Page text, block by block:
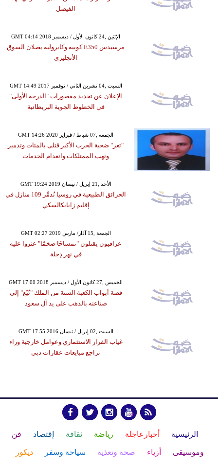
الفيصل
GMT 04:14 2018 الإثنين ,24 كانون الأول / ديسمبر
مرسيدس E350 كوبيه وكابروليه يصلان السوق
الأنجليزي
GMT 14:49 2017 السبت ,04 تشرين الثاني / نوفمبر
الإعلان عن تجديد مقصورات "الدرجة الأولى"
في الخطوط الجوية البريطانية
GMT 14:26 2020 الجمعة ,07 شباط / فبراير
"تعز" ضحية الحرب الأكبر قتلى بالمئات وتدمير
ونهب الممتلكات وانعدام الخدمات
GMT 19:24 2019 الأحد ,21 إبريل / نيسان
الحرائق الطبيعية في روسيا تُدمِّر 109 منازل في
إقليم زابايكالسكي
GMT 02:27 2019 الجمعة ,15 آذار/ مارس
عراقيون يقتلون "تمساحًا ضخمًا" عثروا عليه
في نهر دِجلة
GMT 17:00 2018 الخميس ,27 كانون الأول / ديسمبر
قصة أبواب الكعبة الستة من الملك "تُبّع" إلى
صناعته بالذهب على يد آل سعود
GMT 17:55 2016 السبت ,02 إبريل / نيسان
غياب القرار الاستثماري وعوامل خارجية وراء
تراجع مبايعات عقارات دبي
الرئيسية أخبارعاجلة رياضة ثقافة إقتصاد فن
وموسيقى أزياء صحة وتغذية سياحة وسفر ديكور